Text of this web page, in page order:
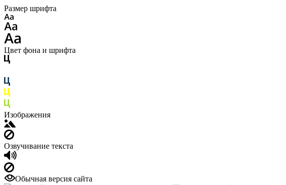
Размер шрифта
Цвет фона и шрифта
Изображения
Озвучивание текста
Обычная версия сайта